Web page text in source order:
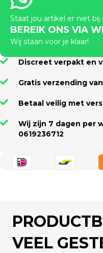
Staat jou artikel er niet bij
BEREIK ONS VIA
Wij staan voor je klaar!
Discreet verpakt en
Gratis verzending
Betaal veilig met
Wij zijn 7 dagen per
0619236712
VEEL